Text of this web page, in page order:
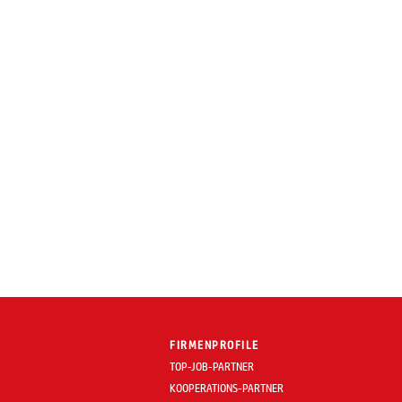
FIRMENPROFILE
TOP-JOB-PARTNER
KOOPERATIONS-PARTNER